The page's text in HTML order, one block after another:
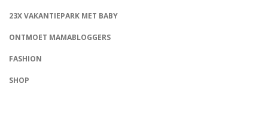
23X VAKANTIEPARK MET BABY
ONTMOET MAMABLOGGERS
FASHION
SHOP